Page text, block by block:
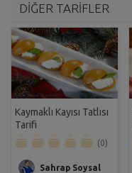
DİĞER TARİFLER
Kaymaklı Kayısı Tatlısı
Tarifi
(0)
Sahrap Soysal